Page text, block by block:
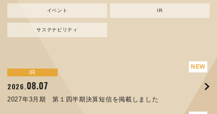
イベント IR
サステナビリティ
IR
2026.08.07
2027年3月期 第１四半期決算短信を掲載しました
新規事業
2024.04.10
資源ごみAI 自動選別機 販売開始のお知らせ
お知らせ
2026.08.05
夏季休業のお知らせ
トピックス
2026.07.17
ORANGE NEWS Vol. 014を掲載しました
イベント
2026.04.03
MEX金沢2026 出展のご案内 ※終了しました
IR
2026.08.07
2027年3月期 第１四半期決算短信を掲載しました
サステナビリティ
2026.07.24
中学生（光野中学校）の職場体験を実施しました